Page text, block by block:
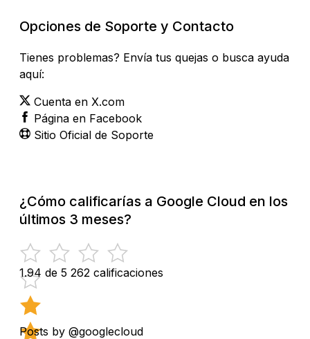
Opciones de Soporte y Contacto
Tienes problemas? Envía tus quejas o busca ayuda
aquí:
Cuenta en X.com
Página en Facebook
Sitio Oficial de Soporte
¿Cómo calificarías a Google Cloud en los
últimos 3 meses?
1.94 de 5 262 calificaciones
Posts by @googlecloud